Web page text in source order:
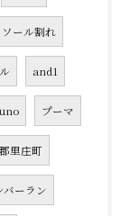
ソール割れ
and1
プーマ
里庄町
バーラン